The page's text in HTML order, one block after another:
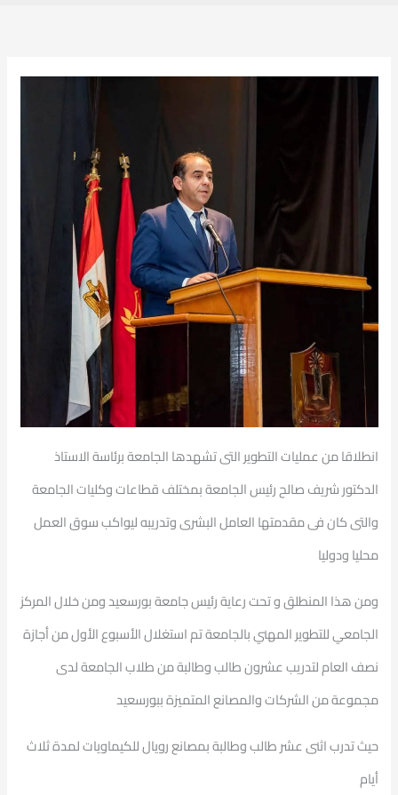
انطلاقا من عمليات التطوير التى تشهدها الجامعة برئاسة الاستاذ
الدكتور شريف صالح رئيس الجامعة بمختلف قطاعات وكليات الجامعة
والتى كان فى مقدمتها العامل البشرى وتدريبه ليواكب سوق العمل
محليا ودوليا
ومن هذا المنطلق و تحت رعاية رئيس جامعة بورسعيد ومن خلال المركز
الجامعي للتطوير المهني بالجامعة تم استغلال الأسبوع الأول من أجازة
نصف العام لتدريب عشرون طالب وطالبة من طلاب الجامعة لدى
مجموعة من الشركات والمصانع المتميزة ببورسعيد
حيث تدرب اثنى عشر طالب وطالبة بمصانع رويال للكيماويات لمدة ثلاث
أيام